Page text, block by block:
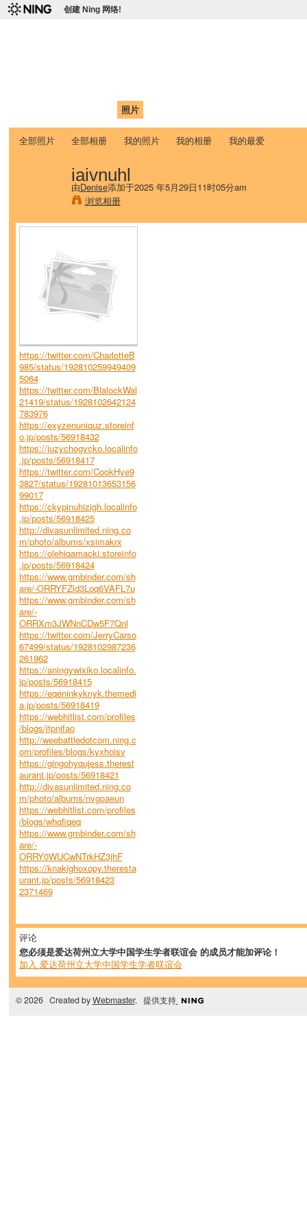
创建 Ning 网络!
照片
全部照片 全部相册 我的照片 我的相册 我的最爱
iaivnuhl
由Denise添加于2025 年5月29日11时05分am
浏览相册
https://twitter.com/CharlotteB
985/status/192810259949409
5064
https://twitter.com/BlalockWal
21419/status/1928102642124
783976
https://exyzenuniquz.storeinf
o.jp/posts/56918432
https://juzychogycko.localinfo
.jp/posts/56918417
https://twitter.com/CookHye9
3827/status/19281013653156
99017
https://ckypinuhizigh.localinfo
.jp/posts/56918425
http://divasunlimited.ning.co
m/photo/albums/xsimakrx
https://olehiqamacki.storeinfo
.jp/posts/56918424
https://www.gmbinder.com/sh
are/-ORRYFZld3Loq6VAFL7u
https://www.gmbinder.com/sh
are/-
ORRXm3JWNnCDw5F7Qnl
https://twitter.com/JerryCarso
67499/status/1928102987236
261962
https://aningywixiko.localinfo.
jp/posts/56918415
https://eqeninkyknyk.themedi
a.jp/posts/56918419
https://webhitlist.com/profiles
/blogs/jtpnjfao
http://weebattledotcom.ning.c
om/profiles/blogs/kyxhoisv
https://gingohyqujess.therest
aurant.jp/posts/56918421
http://divasunlimited.ning.co
m/photo/albums/nvgoaeun
https://webhitlist.com/profiles
/blogs/whqfiqeq
https://www.gmbinder.com/sh
are/-
ORRY0WUCwNTrkHZ3jhF
https://knakighoxopy.theresta
urant.jp/posts/56918423
2371469
评论
您必须是爱达荷州立大学中国学生学者联谊会 的成员才能加评论！
加入 爱达荷州立大学中国学生学者联谊会
© 2026 Created byWebmaster. 提供支持